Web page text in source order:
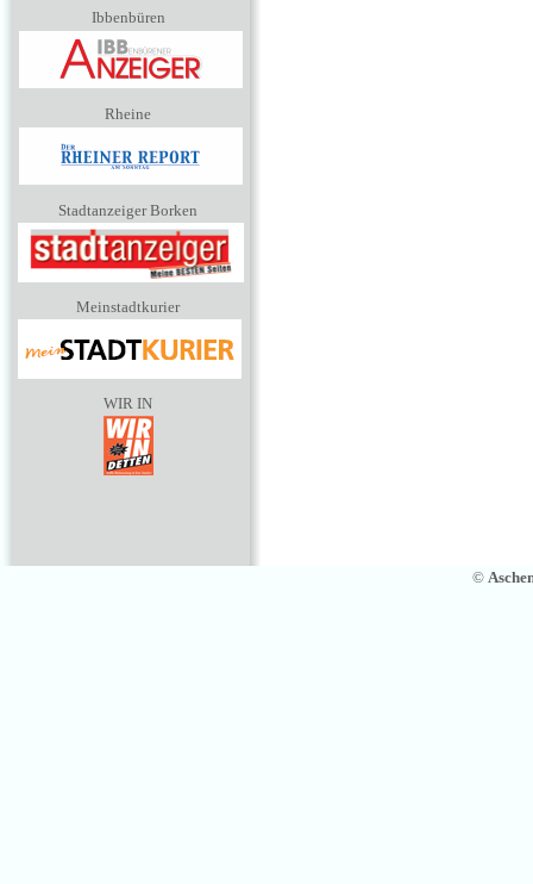
Ibbenbüren
Rheine
Stadtanzeiger Borken
Meinstadtkurier
WIR IN
©